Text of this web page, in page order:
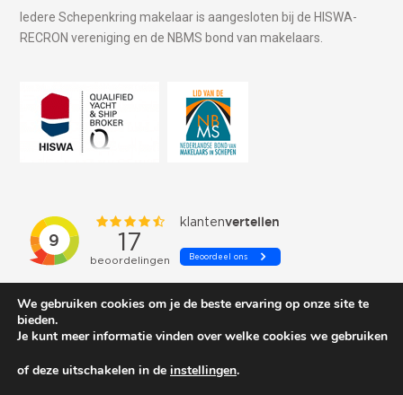
Iedere Schepenkring makelaar is aangesloten bij de HISWA-
RECRON vereniging en de NBMS bond van makelaars.
We gebruiken cookies om je de beste ervaring op onze site te
bieden.
Je kunt meer informatie vinden over welke cookies we gebruiken
of deze uitschakelen in de instellingen.